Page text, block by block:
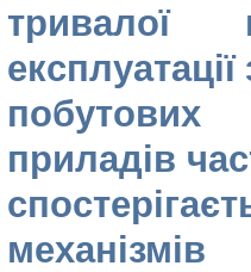
тривалої
експлуатації
побутових
приладів
механізмів